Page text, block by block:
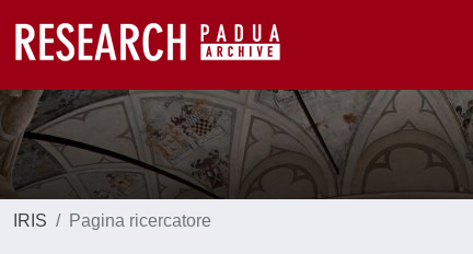
IRIS Pagina ricercatore